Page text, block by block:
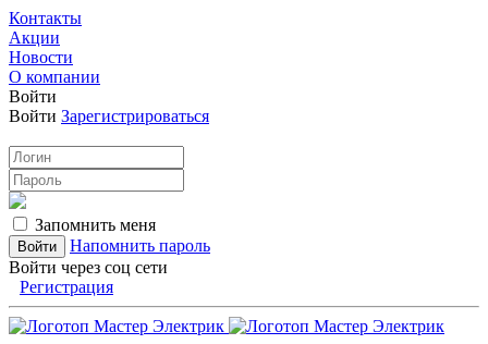
Контакты
Акции
Новости
О компании
Войти
Войти Зарегистрироваться
Запомнить меня
Напомнить пароль
Войти через соц сети
Регистрация